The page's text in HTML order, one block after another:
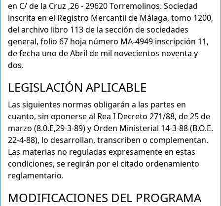
en C/ de la Cruz ,26 - 29620 Torremolinos. Sociedad
inscrita en el Registro Mercantil de Málaga, tomo 1200,
del archivo libro 113 de la sección de sociedades
general, folio 67 hoja número MA-4949 inscripción 11,
de fecha uno de Abril de mil novecientos noventa y
dos.
LEGISLACIÓN APLICABLE
Las siguientes normas obligarán a las partes en
cuanto, sin oponerse al Rea I Decreto 271/88, de 25 de
marzo (8.0.E,29-3-89) y Orden Ministerial 14-3-88 (B.O.E.
22-4-88), lo desarrollan, transcriben o complementan.
Las materias no reguladas expresamente en estas
condiciones, se regirán por el citado ordenamiento
reglamentario.
MODIFICACIONES DEL PROGRAMA